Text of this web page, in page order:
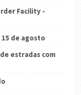
Facility -
de agosto
estradas com